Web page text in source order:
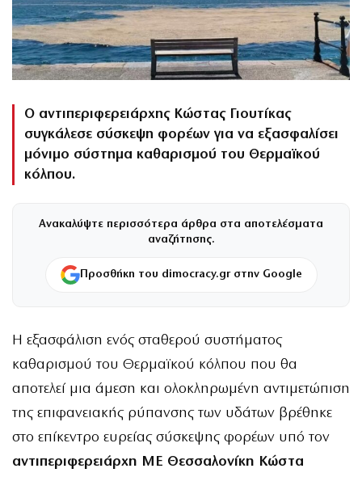
Ο αντιπεριφερειάρχης Κώστας Γιουτίκας
συγκάλεσε σύσκεψη φορέων για να εξασφαλίσει
μόνιμο σύστημα καθαρισμού του Θερμαϊκού
κόλπου.
Ανακαλύψτε περισσότερα άρθρα στα αποτελέσματα
αναζήτησης.
Προσθήκη του dimocracy.gr στην Google
Η εξασφάλιση ενός σταθερού συστήματος
καθαρισμού του Θερμαϊκού κόλπου που θα
αποτελεί μια άμεση και ολοκληρωμένη αντιμετώπιση
της επιφανειακής ρύπανσης των υδάτων βρέθηκε
στο επίκεντρο ευρείας σύσκεψης φορέων υπό τον
αντιπεριφερειάρχη ΜΕ Θεσσαλονίκη Κώστα